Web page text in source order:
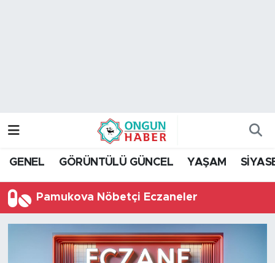
GENEL GÖRÜNTÜLÜ GÜNCEL YAŞAM
Pamukova Nöbetçi Eczaneler
Trafik Durumu
Tüm Manşetler
Son Dakika Haberleri